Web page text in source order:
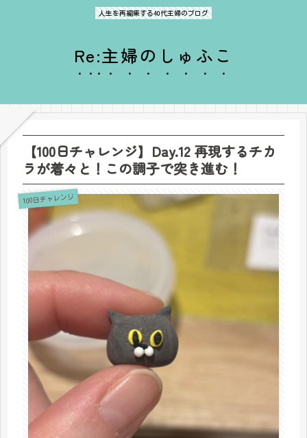
人生を再編集する40代主婦のブログ
Re:主婦のしゅふこ
【100日チャレンジ】Day.12 再現するチカ
ラが着々と！この調子で突き進む！
100日チャレンジ